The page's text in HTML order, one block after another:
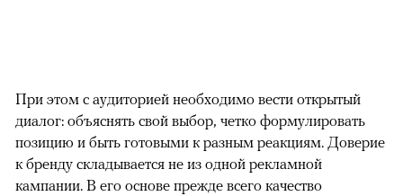
При этом с аудиторией необходимо вести открытый
диалог: объяснять свой выбор, четко формулировать
позицию и быть готовыми к разным реакциям. Доверие
к бренду складывается не из одной рекламной
кампании. В его основе прежде всего качество